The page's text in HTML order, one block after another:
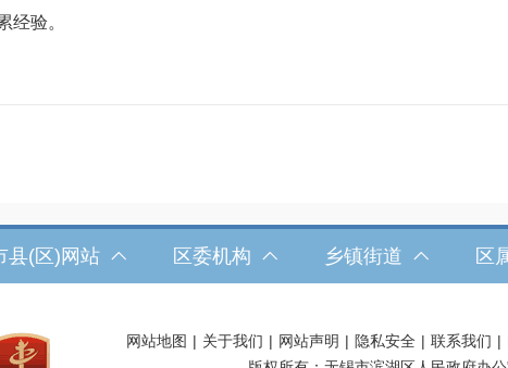
经验。
县(区)网站 区委机构 乡镇街道 区
网站地图 | 关于我们 | 网站声明 | 隐私安全 | 联系我们 |